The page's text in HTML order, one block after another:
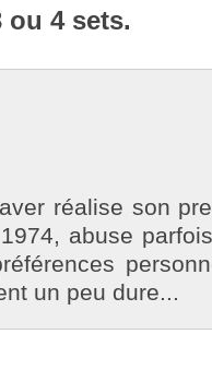
ou 4 sets.
réalise son
abuse
un peu dure...